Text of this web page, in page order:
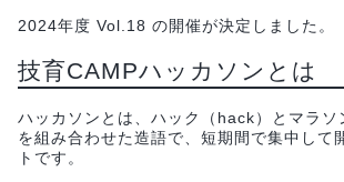
2024年度 Vol.18 の開催が決定しました。
技育CAMPハッカソンとは
ハッカソンとは、ハック（hack）とマラソ
を組み合わせた造語で、短期間で集中して
トです。